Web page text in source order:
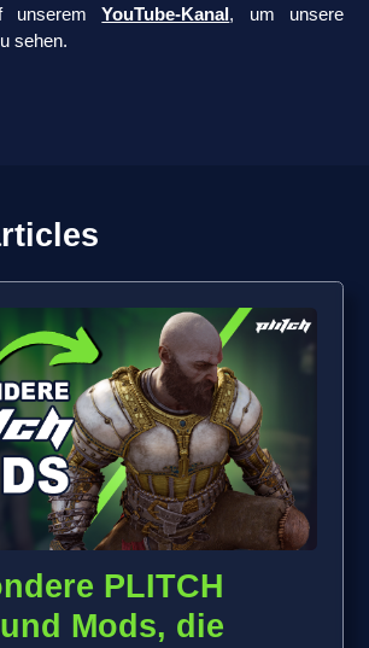
unseremYouTube-Kanal , um unsere
sehen.
PLITCH
Mods, die